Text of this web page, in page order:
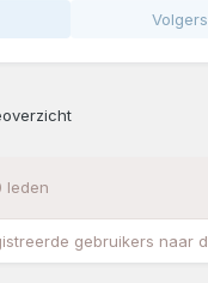
Volgers
leden
gebruikers naar